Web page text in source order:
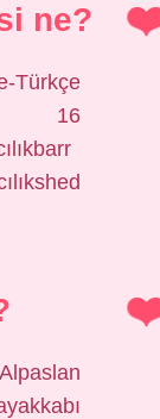
ne?
Türkçe
16